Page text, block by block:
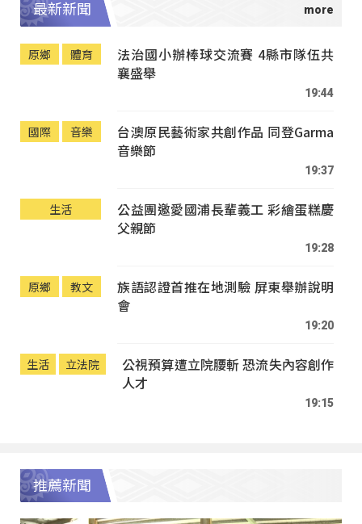
最新新聞
原鄉 體育
法治國小辦棒球交流賽 4縣市隊伍共
襄盛舉
19:44
國際 音樂
台澳原民藝術家共創作品 同登Garma
音樂節
19:37
生活
公益團邀愛國浦長輩義工 彩繪蛋糕慶
父親節
19:28
原鄉 教文
族語認證首推在地測驗 屏東舉辦說明
會
19:20
生活 立法院
公視預算遭立院腰斬 恐流失內容創作
人才
19:15
推薦新聞